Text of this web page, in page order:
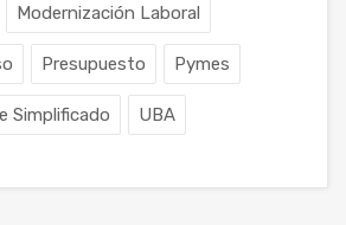
Modernización Laboral
Presupuesto Pymes
Simplificado UBA